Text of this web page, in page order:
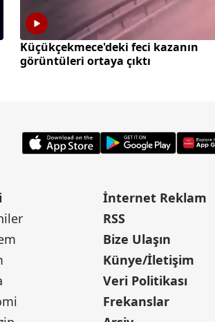
Küçükçekmece'deki feci kazanın
görüntüleri ortaya çıktı
İnternet Reklam
RSS
Bize Ulaşın
Künye/İletişim
Veri Politikası
Frekanslar